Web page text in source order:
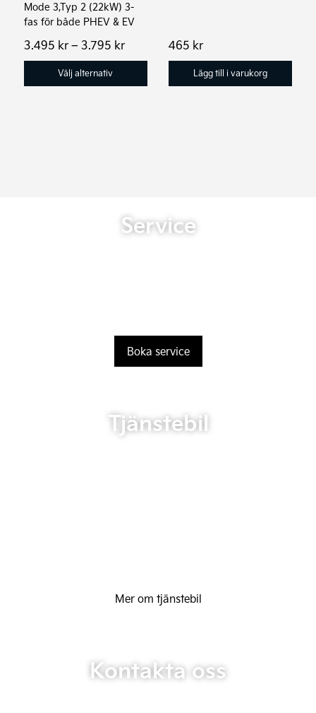
Mode 3,Typ 2 (22kW) 3-
fas för både PHEV & EV
3.495 kr– 3.795 krPrisintervall:
3.495 kr
3.795 kr
Välj alternativ
på
produktsidan
465 kr
Lägg till i varukorg
Service
Boka service
Tjänstebil
Mer om tjänstebil
Kontakta oss